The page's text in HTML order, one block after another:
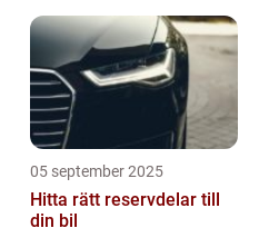
05 september 2025
Hitta rätt reservdelar till
din bil